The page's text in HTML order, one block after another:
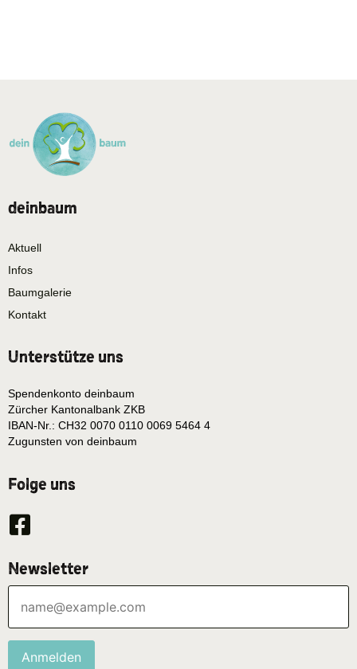
deinbaum
Aktuell
Infos
Baumgalerie
Kontakt
Unterstütze uns
Spendenkonto deinbaum
Zürcher Kantonalbank ZKB
IBAN-Nr.: CH32 0070 0110 0069 5464 4
Zugunsten von deinbaum
Folge uns
Newsletter
Anmelden